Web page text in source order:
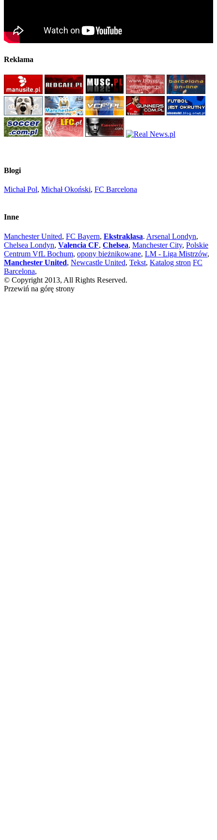
Reklama
Blogi
Michał Pol, Michał Okoński, FC Barcelona
Inne
Manchester United, FC Bayern, Ekstraklasa. Arsenal Londyn,
Chelsea Londyn, Valencia CF, Chelsea, Manchester City, Polskie
Centrum VfL Bochum, opony bieżnikowane, LM - Liga Mistrzów,
Manchester United, Newcastle United, Tekst, Katalog stron FC
Barcelona,
© Copyright 2013, All Rights Reserved.
Przewiń na górę strony